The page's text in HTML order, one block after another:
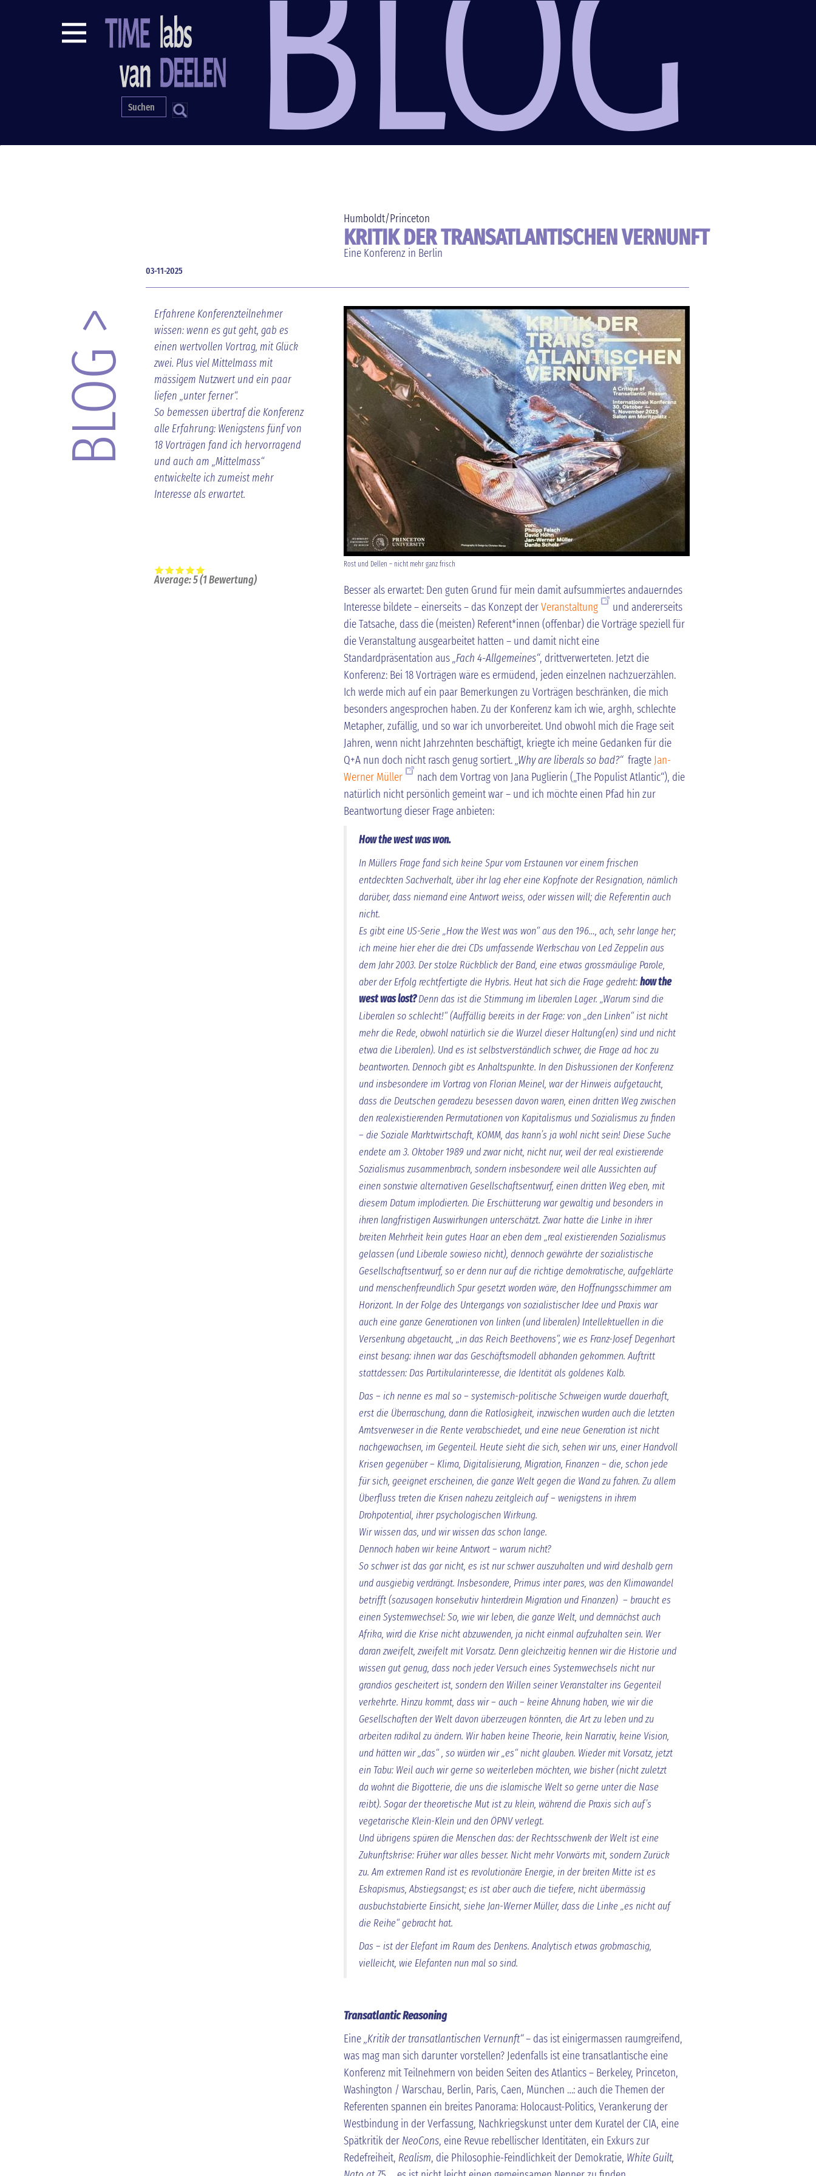
S
BLOG >
Humboldt/Princeton
KRITIK DER TRANSATLANTISCHEN VERNUNFT
Eine Konferenz in Berlin
03-11-2025
Erfahrene Konferenzteilnehmer
wissen: wenn es gut geht, gab es
einen wertvollen Vortrag, mit Glück
zwei. Plus viel Mittelmass mit
mässigem Nutzwert und ein paar
liefen „unter ferner“.
So bemessen übertraf die Konferenz
alle Erfahrung: Wenigstens fünf von
18 Vorträgen fand ich hervorragend
und auch am „Mittelmass“
entwickelte ich zumeist mehr
Interesse als erwartet.
Rost und Dellen – nicht mehr ganz frisch
Average:5(1Bewertung)
Besser als erwartet: Den guten Grund für mein damit aufsummiertes andauerndes
Interesse bildete – einerseits – das Konzept derVeranstaltung
und andererseits
die Tatsache, dass die (meisten) Referent*innen (offenbar) die Vorträge speziell für
die Veranstaltung ausgearbeitet hatten – und damit nicht eine
Standardpräsentation aus „Fach 4-Allgemeines“, drittverwerteten. Jetzt die
Konferenz: Bei 18 Vorträgen wäre es ermüdend, jeden einzelnen nachzuerzählen.
Ich werde mich auf ein paar Bemerkungen zu Vorträgen beschränken, die mich
besonders angesprochen haben. Zu der Konferenz kam ich wie, arghh, schlechte
Metapher, zufällig, und so war ich unvorbereitet. Und obwohl mich die Frage seit
Jahren, wenn nicht Jahrzehnten beschäftigt, kriegte ich meine Gedanken für die
Q+A nun doch nicht rasch genug sortiert. „Why are liberals so bad?“ fragte Jan-
Werner Müller
nach dem Vortrag von Jana Puglierin („The Populist Atlantic“), die
natürlich nicht persönlich gemeint war – und ich möchte einen Pfad hin zur
Beantwortung dieser Frage anbieten:
How the west was won.
In Müllers Frage fand sich keine Spur vom Erstaunen vor einem frischen
entdeckten Sachverhalt, über ihr lag eher eine Kopfnote der Resignation, nämlich
darüber, dass niemand eine Antwort weiss, oder wissen will; die Referentin auch
nicht.
Es gibt eine US-Serie „How the West was won“ aus den 196…, ach, sehr lange her;
ich meine hier eher die drei CDs umfassende Werkschau von Led Zeppelin aus
dem Jahr 2003. Der stolze Rückblick der Band, eine etwas grossmäulige Parole,
aber der Erfolg rechtfertigte die Hybris. Heut hat sich die Frage gedreht:how the
west was lost?Denn das ist die Stimmung im liberalen Lager. „Warum sind die
Liberalen so schlecht!“ (Auffällig bereits in der Frage: von „den Linken“ ist nicht
mehr die Rede, obwohl natürlich sie die Wurzel dieser Haltung(en) sind und nicht
etwa die Liberalen). Und es ist selbstverständlich schwer, die Frage ad hoc zu
beantworten. Dennoch gibt es Anhaltspunkte. In den Diskussionen der Konferenz
und insbesondere im Vortrag von Florian Meinel, war der Hinweis aufgetaucht,
dass die Deutschen geradezu besessen davon waren, einen dritten Weg zwischen
den realexistierenden Permutationen von Kapitalismus und Sozialismus zu finden
– die Soziale Marktwirtschaft, KOMM, das kann’s ja wohl nicht sein! Diese Suche
endete am 3. Oktober 1989 und zwar nicht, nicht nur, weil der real existierende
Sozialismus zusammenbrach, sondern insbesondere weil alle Aussichten auf
einen sonstwie alternativen Gesellschaftsentwurf, einen dritten Weg eben, mit
diesem Datum implodierten. Die Erschütterung war gewaltig und besonders in
ihren langfristigen Auswirkungen unterschätzt. Zwar hatte die Linke in ihrer
breiten Mehrheit kein gutes Haar an eben dem „real existierenden Sozialismus
gelassen (und Liberale sowieso nicht), dennoch gewährte der sozialistische
Gesellschaftsentwurf, so er denn nur auf die richtige demokratische, aufgeklärte
und menschenfreundlich Spur gesetzt worden wäre, den Hoffnungsschimmer am
Horizont. In der Folge des Untergangs von sozialistischer Idee und Praxis war
auch eine ganze Generationen von linken (und liberalen) Intellektuellen in die
Versenkung abgetaucht, „in das Reich Beethovens“, wie es Franz-Josef Degenhart
einst besang: ihnen war das Geschäftsmodell abhanden gekommen. Auftritt
stattdessen: Das Partikularinteresse, die Identität als goldenes Kalb.
Das – ich nenne es mal so – systemisch-politische Schweigen wurde dauerhaft,
erst die Überraschung, dann die Ratlosigkeit, inzwischen wurden auch die letzten
Amtsverweser in die Rente verabschiedet, und eine neue Generation ist nicht
nachgewachsen, im Gegenteil. Heute sieht die sich, sehen wir uns, einer Handvoll
Krisen gegenüber – Klima, Digitalisierung, Migration, Finanzen – die, schon jede
für sich, geeignet erscheinen, die ganze Welt gegen die Wand zu fahren. Zu allem
Überfluss treten die Krisen nahezu zeitgleich auf – wenigstens in ihrem
Drohpotential, ihrer psychologischen Wirkung.
Wir wissen das, und wir wissen das schon lange.
Dennoch haben wir keine Antwort – warum nicht?
So schwer ist das gar nicht, es ist nur schwer auszuhalten und wird deshalb gern
und ausgiebig verdrängt. Insbesondere, Primus inter pares, was den Klimawandel
betrifft (sozusagen konsekutiv hinterdrein Migration und Finanzen) – braucht es
einen Systemwechsel: So, wie wir leben, die ganze Welt, und demnächst auch
Afrika, wird die Krise nicht abzuwenden, ja nicht einmal aufzuhalten sein. Wer
daran zweifelt, zweifelt mit Vorsatz. Denn gleichzeitig kennen wir die Historie und
wissen gut genug, dass noch jeder Versuch eines Systemwechsels nicht nur
grandios gescheitert ist, sondern den Willen seiner Veranstalter ins Gegenteil
verkehrte. Hinzu kommt, dass wir – auch – keine Ahnung haben, wie wir die
Gesellschaften der Welt davon überzeugen könnten, die Art zu leben und zu
arbeiten radikal zu ändern. Wir haben keine Theorie, kein Narrativ, keine Vision,
und hätten wir „das“ , so würden wir „es“ nicht glauben. Wieder mit Vorsatz, jetzt
ein Tabu: Weil auch wir gerne so weiterleben möchten, wie bisher (nicht zuletzt
da wohnt die Bigotterie, die uns die islamische Welt so gerne unter die Nase
reibt). Sogar der theoretische Mut ist zu klein, während die Praxis sich auf’s
vegetarische Klein-Klein und den ÖPNV verlegt.
Und übrigens spüren die Menschen das: der Rechtsschwenk der Welt ist eine
Zukunftskrise: Früher war alles besser. Nicht mehr Vorwärts mit, sondern Zurück
zu. Am extremen Rand ist es revolutionäre Energie, in der breiten Mitte ist es
Eskapismus, Abstiegsangst; es ist aber auch die tiefere, nicht übermässig
ausbuchstabierte Einsicht, siehe Jan-Werner Müller, dass die Linke „es nicht auf
die Reihe“ gebracht hat.
Das – ist der Elefant im Raum des Denkens. Analytisch etwas grobmaschig,
vielleicht, wie Elefanten nun mal so sind.
Transatlantic Reasoning
Eine„Kritik der transatlantischen Vernunft“– das ist einigermassen raumgreifend,
was mag man sich darunter vorstellen? Jedenfalls ist eine transatlantische eine
Konferenz mit Teilnehmern von beiden Seiten des Atlantics – Berkeley, Princeton,
Washington / Warschau, Berlin, Paris, Caen, München …: auch die Themen der
Referenten spannen ein breites Panorama: Holocaust-Politics, Verankerung der
Westbindung in der Verfassung, Nachkriegskunst unter dem Kuratel der CIA, eine
Spätkritik der NeoCons, eine Revue rebellischer Identitäten, ein Exkurs zur
Redefreiheit, Realism, die Philosophie-Feindlichkeit der Demokratie, White Guilt,